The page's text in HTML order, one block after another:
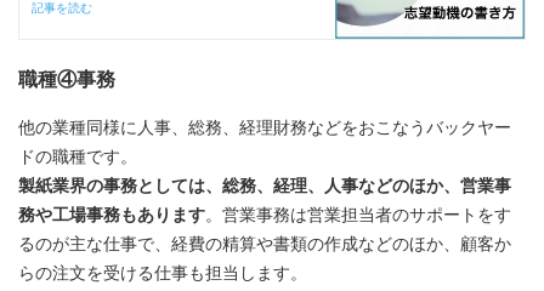
記事を読む
職種④事務
他の業種同様に人事、総務、経理財務などをおこなうバックヤー
ドの職種です。
製紙業界の事務としては、総務、経理、人事などのほか、営業事
務や工場事務もあります。営業事務は営業担当者のサポートをす
るのが主な仕事で、経費の精算や書類の作成などのほか、顧客か
らの注文を受ける仕事も担当します。